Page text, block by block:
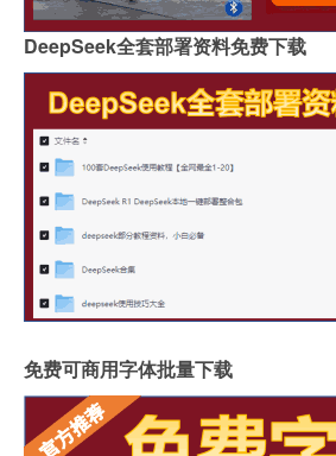
DeepSeek全套部署资料免费下载
免费可商用字体批量下载